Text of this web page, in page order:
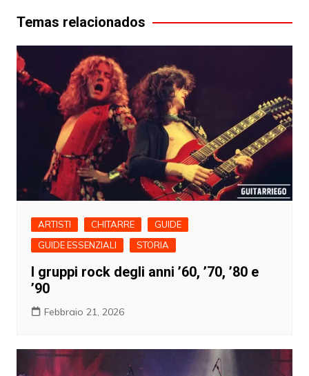
Temas relacionados
ARTISTI CHITARRE
GUIDE
GUIDE ESSENZIALI
STORIA
I gruppi rock degli anni ’60, ’70, ’80 e
’90
Febbraio 21, 2026